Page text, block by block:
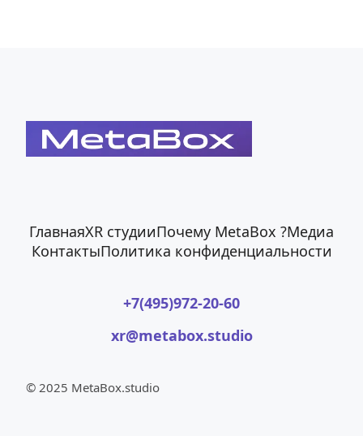
ГлавнаяXR студииПочему MetaBox ?Медиа
КонтактыПолитика конфиденциальности
+7(495)972-20-60
xr@metabox.studio
© 2025 MetaBox.studio